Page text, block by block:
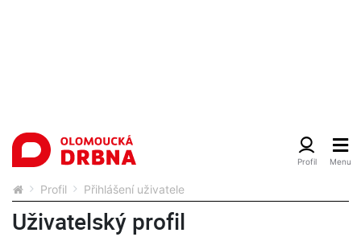
Profil Přihlášení uživatele
Uživatelský profil